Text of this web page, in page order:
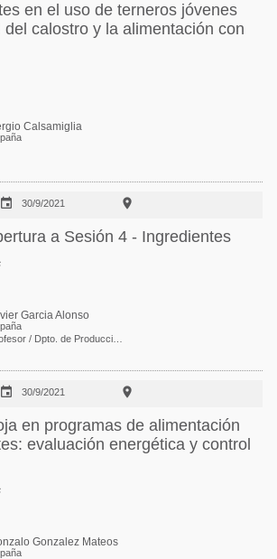
en el uso de terneros jóvenes
calostro y la alimentación con
Calsamiglia
 30/9/2021 
a Sesión 4 - Ingredientes
Garcia Alonso
 30/9/2021 
en programas de alimentación
evaluación energética y control
Gonzalez Mateos